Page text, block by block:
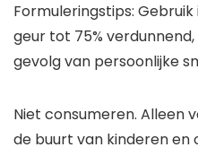
Formuleringstips:
geur tot 75%
gevolg van persoonlijke
Niet consumeren. Alleen
de buurt van kinderen en